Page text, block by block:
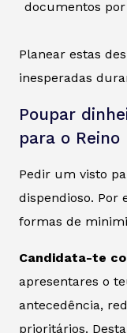
documentos
Planear estas
inesperadas
Poupar
para o Reino
Pedir um visto
dispendioso. Por
formas de
Candidata-te
apresentares o
antecedência,
prioritários.